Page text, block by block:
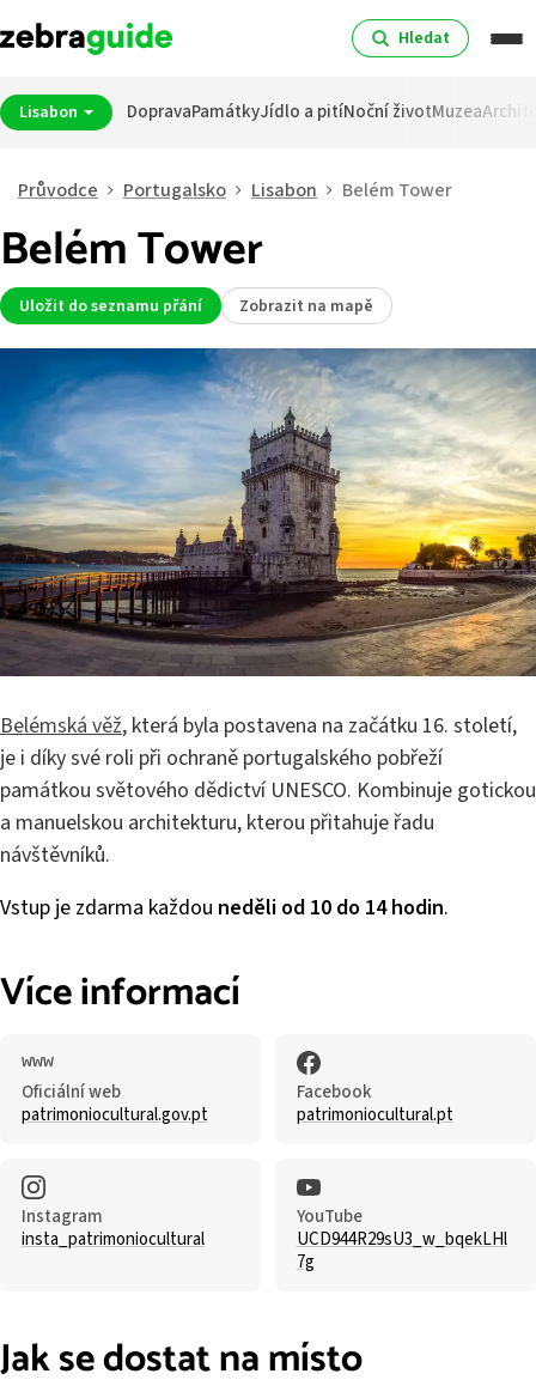
Hledat
Lisabon DopravaPamátkyJídlo a pitíNoční životMuzea
Průvodce Portugalsko Lisabon Belém Tower
Belém Tower
Uložit do seznamu přání Zobrazit na mapě
Belémská věž, která byla postavena na začátku 16. století,
je i díky své roli při ochraně portugalského pobřeží
památkou světového dědictví UNESCO. Kombinuje gotickou
a manuelskou architekturu, kterou přitahuje řadu
návštěvníků.
Vstup je zdarma každou neděli od 10 do 14 hodin.
Více informací
Oficiální web
patrimoniocultural.gov.pt
Facebook
patrimoniocultural.pt
Instagram
insta_patrimoniocultural
YouTube
UCD944R29sU3_w_bqekLHl
7g
Jak se dostat na místo